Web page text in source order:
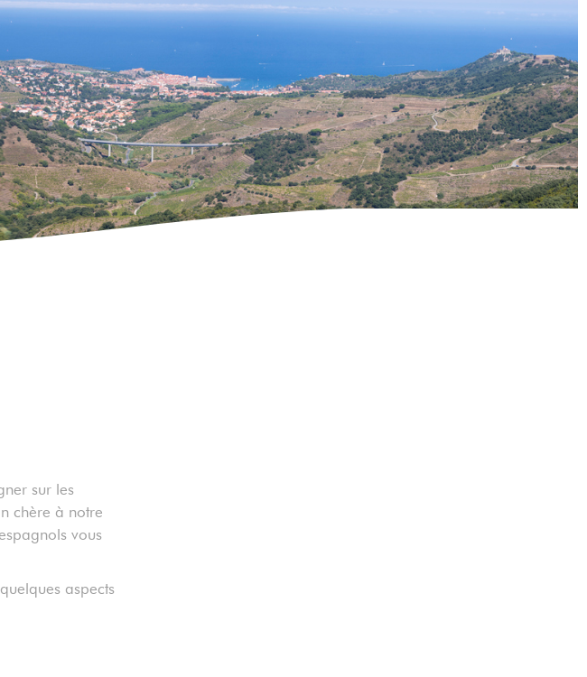
sur les
chère à notre
vous
aspects